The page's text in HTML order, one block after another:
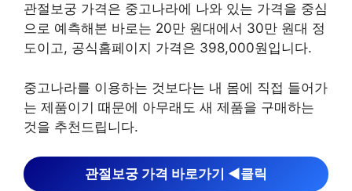
관절보궁 가격은 중고나라에 나와 있는 가격을 중심
으로 예측해본 바로는 20만 원대에서 30만 원대 정
도이고, 공식홈페이지 가격은 398,000원입니다.
중고나라를 이용하는 것보다는 내 몸에 직접 들어가
는 제품이기 때문에 아무래도 새 제품을 구매하는
것을 추천드립니다.
관절보궁 가격 바로가기 ◀︎클릭